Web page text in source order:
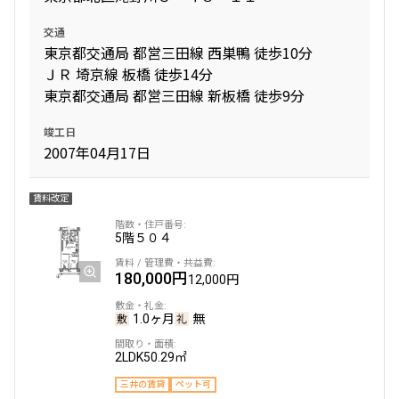
交通
東京都交通局 都営三田線 西巣鴨 徒歩10分
ＪＲ 埼京線 板橋 徒歩14分
東京都交通局 都営三田線 新板橋 徒歩9分
竣工日
2007年04月17日
賃料改定
5階５０４
180,000円12,000円
1.0ヶ月 無
2LDK50.29㎡
三井の賃貸 ペット可